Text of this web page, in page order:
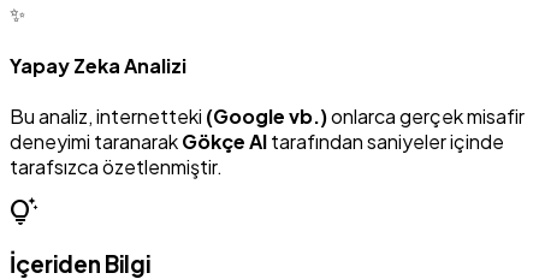
✨
Yapay Zeka Analizi
Bu analiz, internetteki (Google vb.)onlarca gerçek misafir
deneyimi taranarakGökçe AItarafından saniyeler içinde
tarafsızca özetlenmiştir.
tips_and_updates
İçeriden Bilgi